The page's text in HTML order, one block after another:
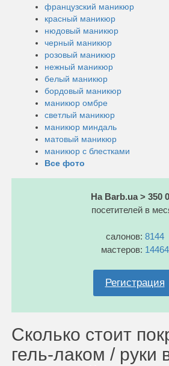
французский маникюр
красный маникюр
нюдовый маникюр
черный маникюр
розовый маникюр
нежный маникюр
белый маникюр
бордовый маникюр
маникюр омбре
светлый маникюр
маникюр миндаль
матовый маникюр
маникюр с блестками
Все фото
На Barb.ua > 350
посетителей в
салонов: 8144
мастеров: 14464
Регистрация
Сколько стоит
гель-лаком / руки